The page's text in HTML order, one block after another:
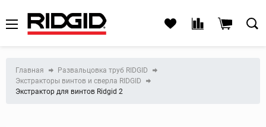
Главная
Развальцовка труб RIDGID
Экстракторы винтов и сверла RIDGID
Экстрактор для винтов Ridgid 2